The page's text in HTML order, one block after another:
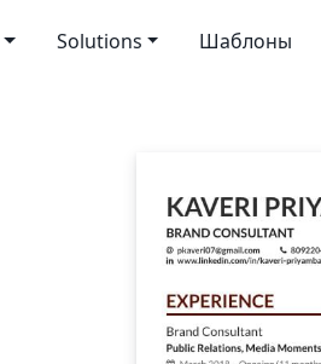
Solutions Шаблоны